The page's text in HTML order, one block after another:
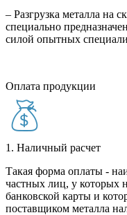
– Разгрузка металла на
специально
силой опытных
Оплата продукции
1. Наличный расчет
Такая форма оплаты -
частных лиц, у которых
банковской карты и
поставщиком металла